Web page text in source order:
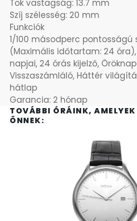
TOVÁBBI ÓRÁINK,
ÖNNEK:
Tok vastagság: 13.7 mm
Szíj szélesség: 20 mm
Funkciók
1/100 másodperc pontosságú
(Maximális időtartam: 24
napjai, 24 órás kijelző,
Visszaszámláló, Háttér
hátlap
Garancia: 2 hónap
SZÁMOLÓGÉPEK
SZÍJAK
TIMESTAR HÁLÓZATI
TISSOT
VOSTOK